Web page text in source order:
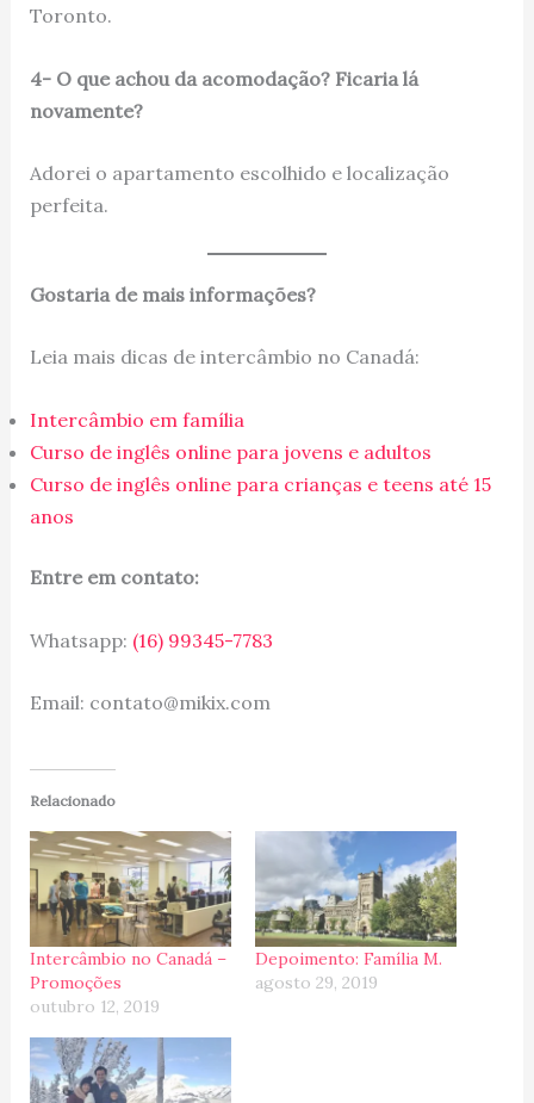
Toronto.
4- O que achou da acomodação? Ficaria lá
novamente?
Adorei o apartamento escolhido e localização
perfeita.
Gostaria de mais informações?
Leia mais dicas de intercâmbio no Canadá:
Intercâmbio em família
Curso de inglês online para jovens e adultos
Curso de inglês online para crianças e teens até 15
anos
Entre em contato:
Whatsapp: (16) 99345-7783
Email: contato@mikix.com
Relacionado
Intercâmbio no Canadá –
Promoções
outubro 12, 2019
Depoimento: Família M.
agosto 29, 2019